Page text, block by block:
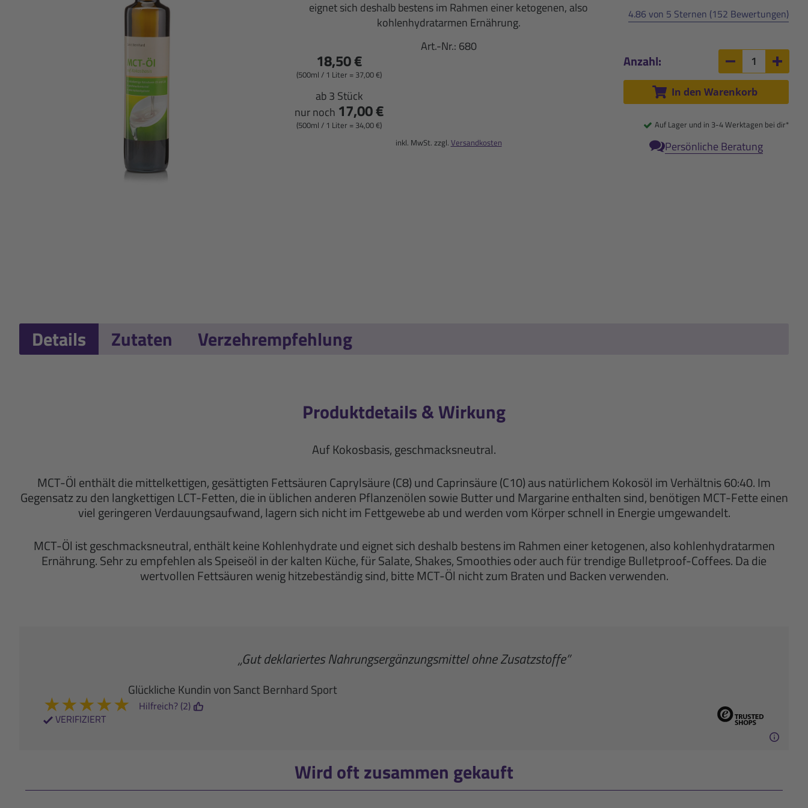
eignet sich deshalb bestens im Rahmen einer ketogenen, also
kohlenhydratarmen Ernährung.
Art.-Nr.: 680
18,50 €
(500ml / 1 Liter = 37,00 €)
ab 3 Stück
nur noch 17,00 €
(500ml / 1 Liter = 34,00 €)
inkl. MwSt. zzgl. Versandkosten
4.86 von 5 Sternen (152 Bewertungen)
Anzahl: Anzahl um 1
In den Warenkorb
Auf Lager und in 3-4 Werktagen bei dir*
Persönliche Beratung
Details Zutaten Verzehrempfehlung
Produktdetails & Wirkung
Auf Kokosbasis, geschmacksneutral.
MCT-Öl enthält die mittelkettigen, gesättigten Fettsäuren Caprylsäure (C8) und Caprinsäure (C10) aus natürlichem Kokosöl im Verhältnis 60:40. Im
Gegensatz zu den langkettigen LCT-Fetten, die in üblichen anderen Pflanzenölen sowie Butter und Margarine enthalten sind, benötigen MCT-Fette einen
viel geringeren Verdauungsaufwand, lagern sich nicht im Fettgewebe ab und werden vom Körper schnell in Energie umgewandelt.
MCT-Öl ist geschmacksneutral, enthält keine Kohlenhydrate und eignet sich deshalb bestens im Rahmen einer ketogenen, also kohlenhydratarmen
Ernährung. Sehr zu empfehlen als Speiseöl in der kalten Küche, für Salate, Shakes, Smoothies oder auch für trendige Bulletproof-Coffees. Da die
wertvollen Fettsäuren wenig hitzebeständig sind, bitte MCT-Öl nicht zum Braten und Backen verwenden.
„Gut deklariertes Nahrungsergänzungsmittel ohne Zusatzstoffe”
Glückliche Kundin von Sanct Bernhard Sport
★★★★★
VERIFIZIERT
Hilfreich? (2)
Wird oft zusammen gekauft